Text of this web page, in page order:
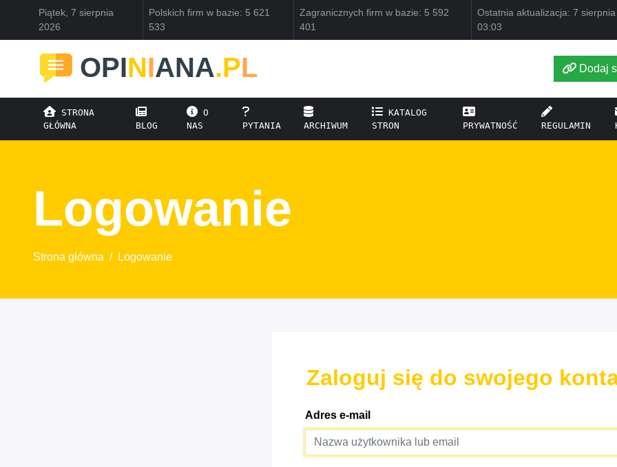
Piątek, 7 sierpnia
2026
Polskich firm w bazie: 5 621
533
Zagranicznych firm w bazie: 5 592
401
Ostatnia aktualizacja: 7
03:03
OPINIANA.PL Dodaj
STRONA
GŁÓWNA
BLOG
O
NAS
PYTANIA ARCHIWUM
KATALOG
STRON
PRYWATNOŚĆ REGULAMIN
Logowanie
Strona główna / Logowanie
Zaloguj się do swojego
Adres e-mail